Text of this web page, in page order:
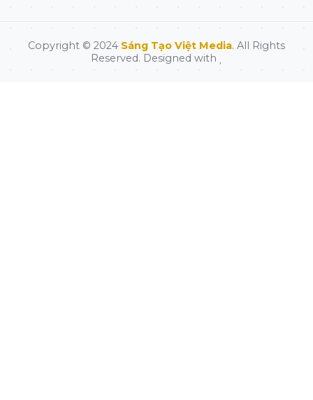
Copyright © 2024 Sáng Tạo Việt Media. All Rights
Reserved. Designed with